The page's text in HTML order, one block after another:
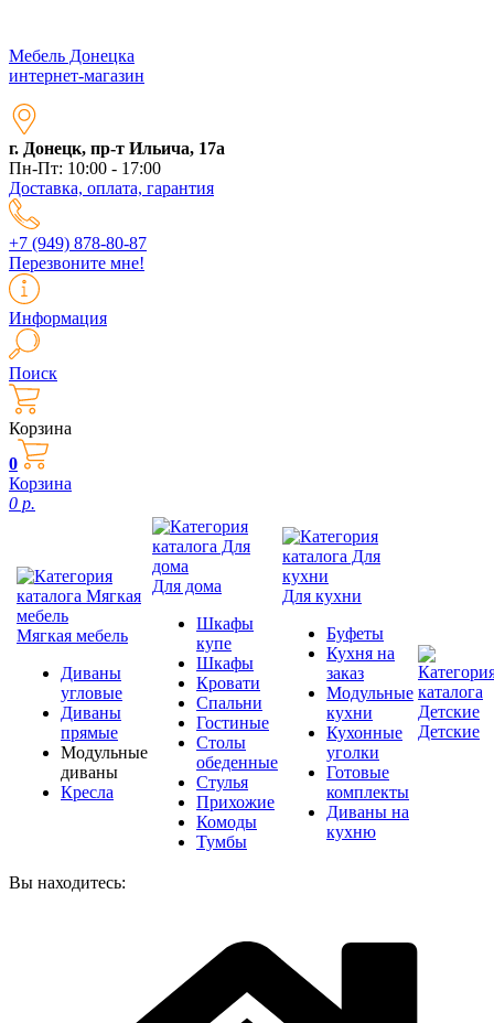
Мебель Донецка
интернет-магазин
г. Донецк, пр-т Ильича, 17а
Пн-Пт: 10:00 - 17:00
Доставка, оплата, гарантия
+7 (949) 878-80-87
Перезвоните мне!
Информация
Поиск
Корзина
0
Корзина
0 р.
Мягкая мебель
Диваны
угловые
Диваны
прямые
Модульные
диваны
Кресла
Для дома
Шкафы
купе
Шкафы
Кровати
Спальни
Гостиные
Столы
обеденные
Стулья
Прихожие
Комоды
Тумбы
Для кухни
Буфеты
Кухня на
заказ
Модульные
кухни
Кухонные
уголки
Готовые
комплекты
Диваны на
кухню
Детские
Вы находитесь: